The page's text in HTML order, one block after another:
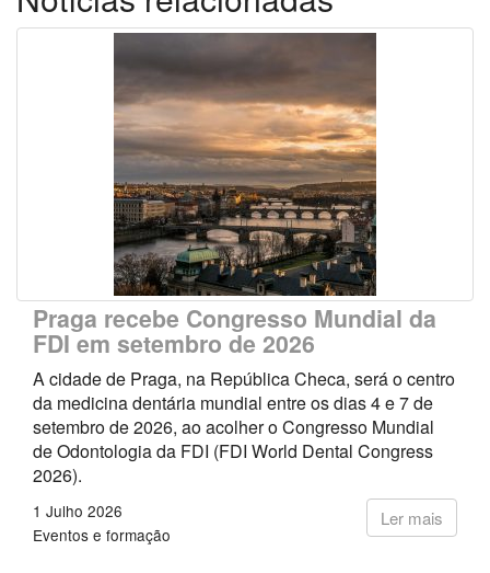
Praga recebe Congresso Mundial da
FDI em setembro de 2026
A cidade de Praga, na República Checa, será o centro
da medicina dentária mundial entre os dias 4 e 7 de
setembro de 2026, ao acolher o Congresso Mundial
de Odontologia da FDI (FDI World Dental Congress
2026).
Ler mais
1 Julho 2026
Eventos e formação